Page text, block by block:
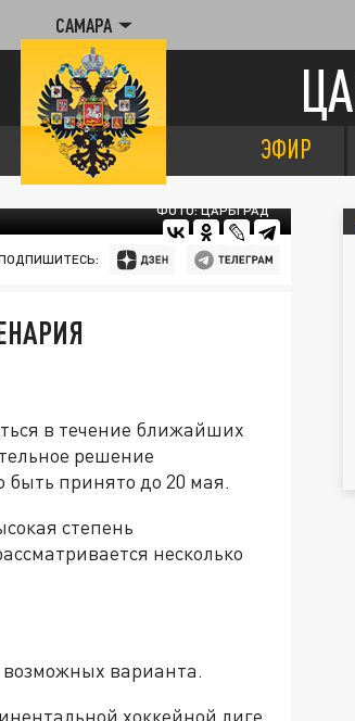
САМАРА
ЭФИР
ФОТО: ЦАРЬГРАД
в течение ближайших
решение
принято до 20 мая.
степень
несколько
варианта.
хоккейной лиге